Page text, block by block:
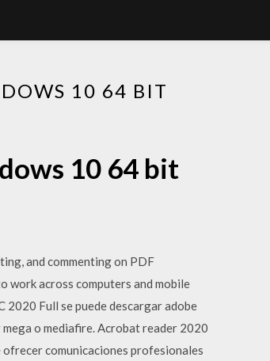
10 64 BIT
10 64 bit
and commenting on PDF
work across computers and mobile
Full se puede descargar adobe
o mediafire. Acrobat reader 2020
comunicaciones profesionales